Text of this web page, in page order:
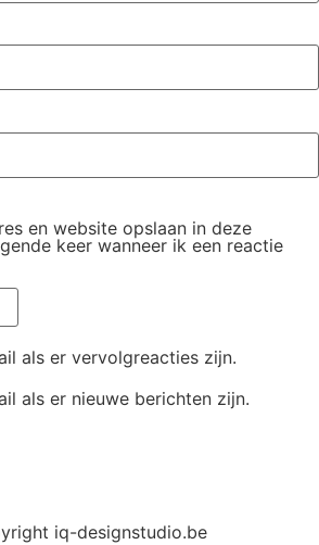
en website opslaan in deze
keer wanneer ik een reactie
als er vervolgreacties zijn.
als er nieuwe berichten zijn.
iq-designstudio.be